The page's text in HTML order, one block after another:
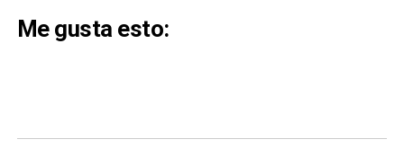
Me gusta esto: